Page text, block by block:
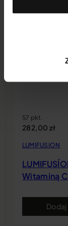
lub zmieniając
57 pkt.
282,00 zł
LUMIFUSION
Witaminą